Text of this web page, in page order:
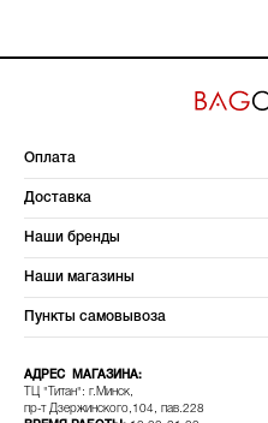
Оплата
Доставка
Наши бренды
Наши магазины
Пункты самовывоза
АДРЕС МАГАЗИНА:
ТЦ "Титан": г.Минск,
пр-т Дзержинского,104, пав.228